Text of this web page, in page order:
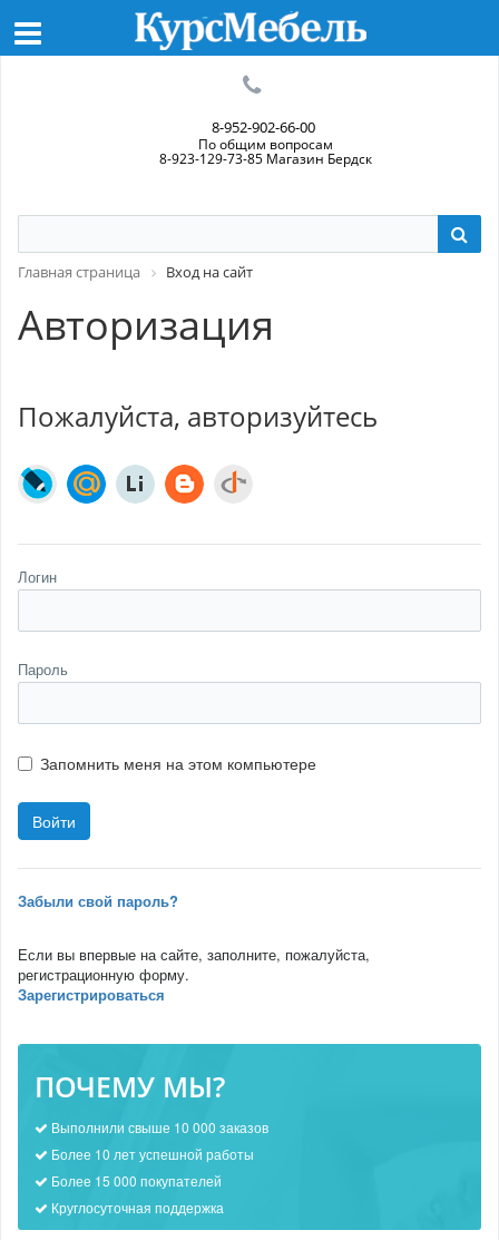
8-952-902-66-00
По общим вопросам
8-923-129-73-85 Магазин Бердск
Главная страница Вход на сайт
Авторизация
Пожалуйста, авторизуйтесь
Логин
Пароль
Запомнить меня на этом компьютере
Забыли свой пароль?
Если вы впервые на сайте, заполните, пожалуйста,
регистрационную форму.
Зарегистрироваться
ПОЧЕМУ МЫ?
Выполнили свыше 10 000 заказов
Более 10 лет успешной работы
Более 15 000 покупателей
Круглосуточная поддержка